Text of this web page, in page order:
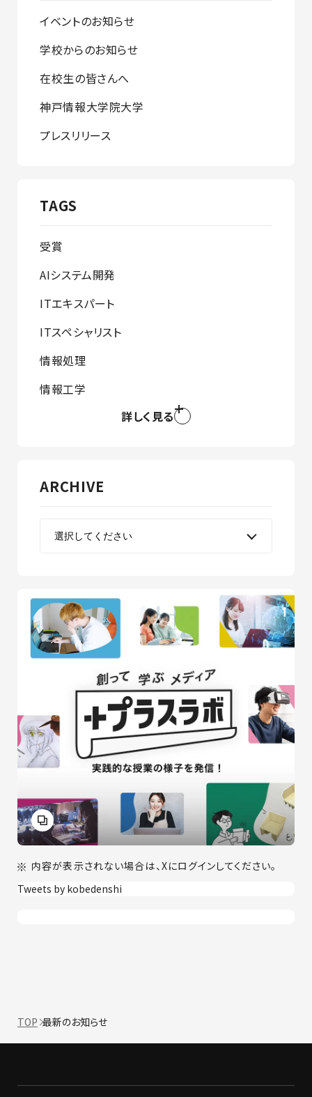
イベントのお知らせ
学校からのお知らせ
在校生の皆さんへ
神戸情報大学院大学
プレスリリース
TAGS
受賞
AIシステム開発
ITエキスパート
ITスペシャリスト
情報処理
情報工学
詳しく見る
ARCHIVE
内容が表示されない場合は、Xにログインしてください。
Tweets by kobedenshi
TOP 最新のお知らせ